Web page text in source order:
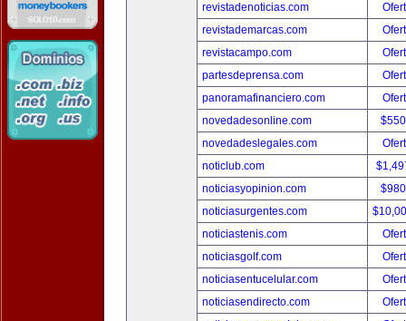
revistadenoticias.com
revistademarcas.com
revistacampo.com
partesdeprensa.com
panoramafinanciero.com
novedadesonline.com
novedadeslegales.com
noticlub.com
noticiasyopinion.com
noticiasurgentes.com
noticiastenis.com
noticiasgolf.com
noticiasentucelular.com
noticiasendirecto.com